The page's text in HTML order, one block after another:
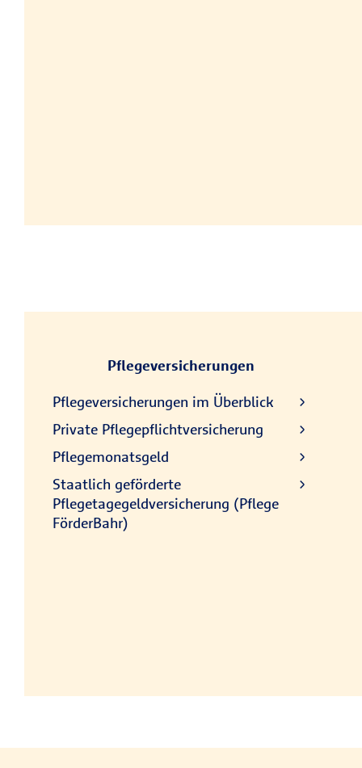
Pflegeversicherungen
Pflegeversicherungen im Überblick
Private Pflegepflichtversicherung
Pflegemonatsgeld
Staatlich geförderte
Pflegetagegeldversicherung (Pflege
FörderBahr)